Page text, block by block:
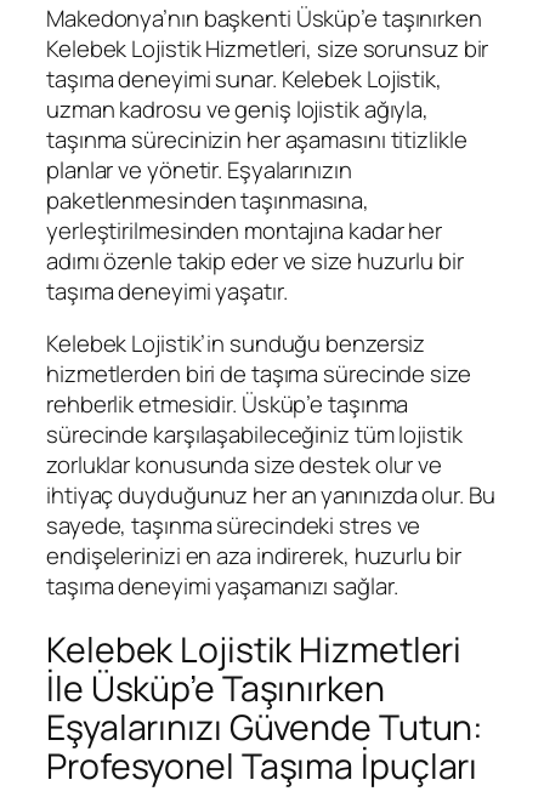
Makedonya’nın başkenti Üsküp’e taşınırken
Kelebek Lojistik Hizmetleri, size sorunsuz bir
taşıma deneyimi sunar. Kelebek Lojistik,
uzman kadrosu ve geniş lojistik ağıyla,
taşınma sürecinizin her aşamasını titizlikle
planlar ve yönetir. Eşyalarınızın
paketlenmesinden taşınmasına,
yerleştirilmesinden montajına kadar her
adımı özenle takip eder ve size huzurlu bir
taşıma deneyimi yaşatır.
Kelebek Lojistik’in sunduğu benzersiz
hizmetlerden biri de taşıma sürecinde size
rehberlik etmesidir. Üsküp’e taşınma
sürecinde karşılaşabileceğiniz tüm lojistik
zorluklar konusunda size destek olur ve
ihtiyaç duyduğunuz her an yanınızda olur. Bu
sayede, taşınma sürecindeki stres ve
endişelerinizi en aza indirerek, huzurlu bir
taşıma deneyimi yaşamanızı sağlar.
Kelebek Lojistik Hizmetleri
İle Üsküp’e Taşınırken
Eşyalarınızı Güvende Tutun:
Profesyonel Taşıma İpuçları